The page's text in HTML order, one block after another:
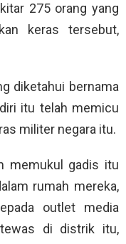
275 orang yang
keras tersebut,
diketahui bernama
itu telah memicu
militer negara itu.
memukul gadis itu
rumah mereka,
outlet media
di distrik itu,